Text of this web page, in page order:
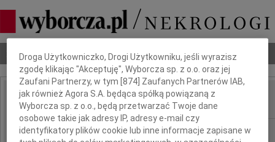
Nekrologi Odeszli Poradnik pogrzebowy
IMIĘ I NAZWISKO:
REGION: Wrocław
Dbamy o Twoją prywatność
Droga Użytkowniczko, Drogi Użytkowniku, jeśli wyrazisz
zgodę klikając "Akceptuję", Wyborcza sp. z o.o. oraz jej
Zaufani Partnerzy, w tym [874] Zaufanych Partnerów IAB,
jak również Agora S.A. będąca spółką powiązaną z
Wyborcza sp. z o.o., będą przetwarzać Twoje dane
osobowe takie jak adresy IP, adresy e-mail czy
identyfikatory plików cookie lub inne informacje zapisane w